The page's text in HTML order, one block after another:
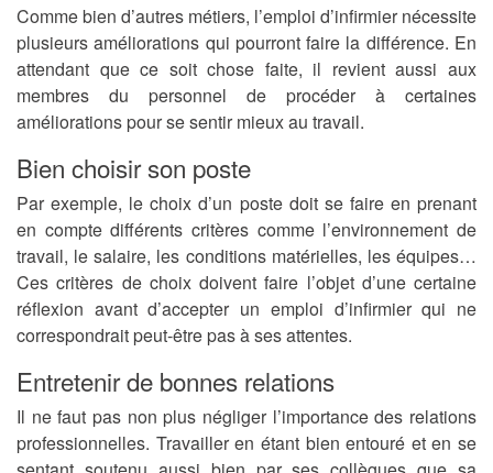
Comme bien d’autres métiers, l’emploi d’infirmier nécessite
plusieurs améliorations qui pourront faire la différence. En
attendant que ce soit chose faite, il revient aussi aux
membres du personnel de procéder à certaines
améliorations pour se sentir mieux au travail.
Bien choisir son poste
Par exemple, le choix d’un poste doit se faire en prenant
en compte différents critères comme l’environnement de
travail, le salaire, les conditions matérielles, les équipes…
Ces critères de choix doivent faire l’objet d’une certaine
réflexion avant d’accepter un emploi d’infirmier qui ne
correspondrait peut-être pas à ses attentes.
Entretenir de bonnes relations
Il ne faut pas non plus négliger l’importance des relations
professionnelles. Travailler en étant bien entouré et en se